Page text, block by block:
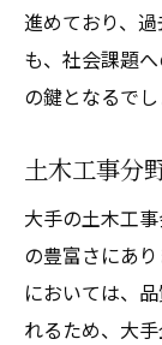
進めており、
も、社会課題
の鍵となるでし
土木工事分
大手の土木工
の豊富さにあ
においては、
れるため、大